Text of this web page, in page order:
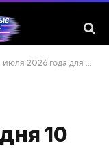
зодиака: астрологический прогноз дня
10